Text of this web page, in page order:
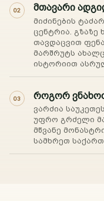
02 მთავარი
მიძინების
ცენტრია. გზაზე
თავდაცვით
მარშრუტს
ისტორიით
03 როგორ
ვარძია
უფრო გრძელი
მწვანე
სამხრეთ